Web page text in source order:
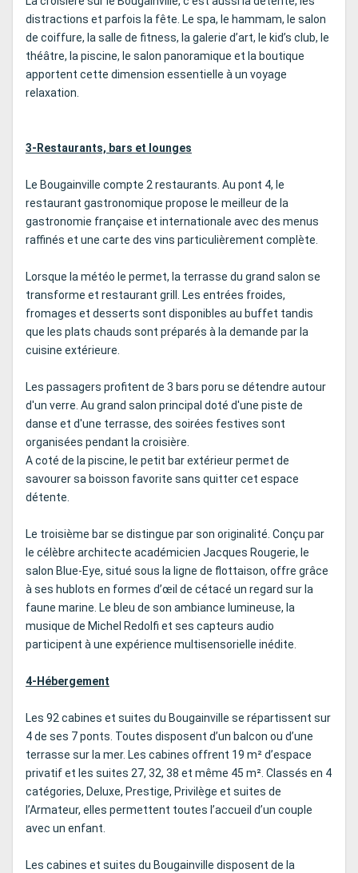
distractions et parfois la fête. Le spa, le hammam, le salon
de coiffure, la salle de fitness, la galerie d’art, le kid’s club, le
théâtre, la piscine, le salon panoramique et la boutique
apportent cette dimension essentielle à un voyage
relaxation.
3-Restaurants, bars et lounges
Le Bougainville compte 2 restaurants. Au pont 4, le
restaurant gastronomique propose le meilleur de la
gastronomie française et internationale avec des menus
raffinés et une carte des vins particulièrement complète.
Lorsque la météo le permet, la terrasse du grand salon se
transforme et restaurant grill. Les entrées froides,
fromages et desserts sont disponibles au buffet tandis
que les plats chauds sont préparés à la demande par la
cuisine extérieure.
Les passagers profitent de 3 bars poru se détendre autour
d'un verre. Au grand salon principal doté d'une piste de
danse et d'une terrasse, des soirées festives sont
organisées pendant la croisière.
A coté de la piscine, le petit bar extérieur permet de
savourer sa boisson favorite sans quitter cet espace
détente.
Le troisième bar se distingue par son originalité. Conçu par
le célèbre architecte académicien Jacques Rougerie, le
salon Blue-Eye, situé sous la ligne de flottaison, offre grâce
à ses hublots en formes d’œil de cétacé un regard sur la
faune marine. Le bleu de son ambiance lumineuse, la
musique de Michel Redolfi et ses capteurs audio
participent à une expérience multisensorielle inédite.
4-Hébergement
Les 92 cabines et suites du Bougainville se répartissent sur
4 de ses 7 ponts. Toutes disposent d’un balcon ou d’une
terrasse sur la mer. Les cabines offrent 19 m² d’espace
privatif et les suites 27, 32, 38 et même 45 m². Classés en 4
catégories, Deluxe, Prestige, Privilège et suites de
l’Armateur, elles permettent toutes l’accueil d’un couple
avec un enfant.
Les cabines et suites du Bougainville disposent de la